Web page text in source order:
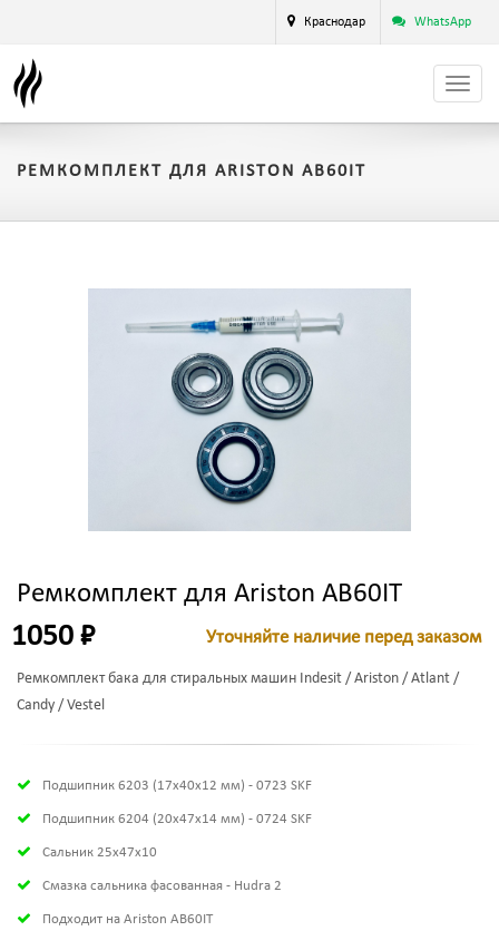
Краснодар WhatsApp
РЕМКОМПЛЕКТ ДЛЯ ARISTON AB60IT
Ремкомплект для Ariston AB60IT
1050 ₽ Уточняйте наличие перед заказом
Ремкомплект бака для стиральных машин Indesit / Ariston / Atlant /
Candy / Vestel
Подшипник 6203 (17х40х12 мм) - 0723 SKF
Подшипник 6204 (20х47х14 мм) - 0724 SKF
Сальник 25x47x10
Смазка сальника фасованная - Hudra 2
Подходит на Ariston AB60IT